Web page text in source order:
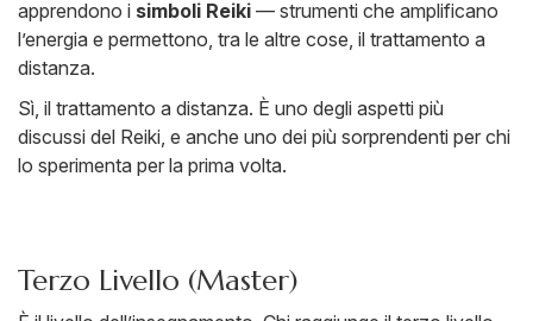
apprendono i simboli Reiki — strumenti che amplificano
l’energia e permettono, tra le altre cose, il trattamento a
distanza.
Sì, il trattamento a distanza. È uno degli aspetti più
discussi del Reiki, e anche uno dei più sorprendenti per chi
lo sperimenta per la prima volta.
Terzo Livello (Master)